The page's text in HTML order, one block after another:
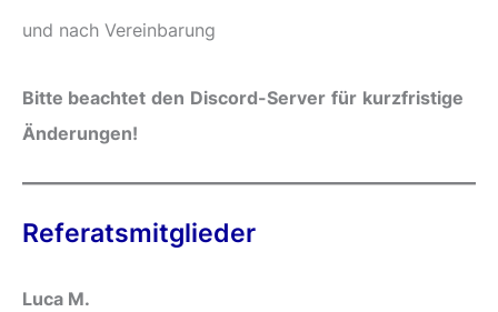
und nach Vereinbarung
Bitte beachtet den Discord-Server für kurzfristige
Änderungen!
Referatsmitglieder
Luca M.